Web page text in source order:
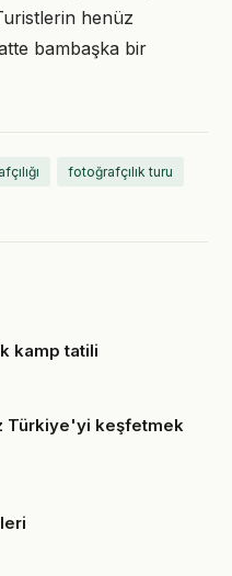
henüz
bambaşka bir
fotoğrafçılık turu
kamp tatili
Türkiye'yi keşfetmek